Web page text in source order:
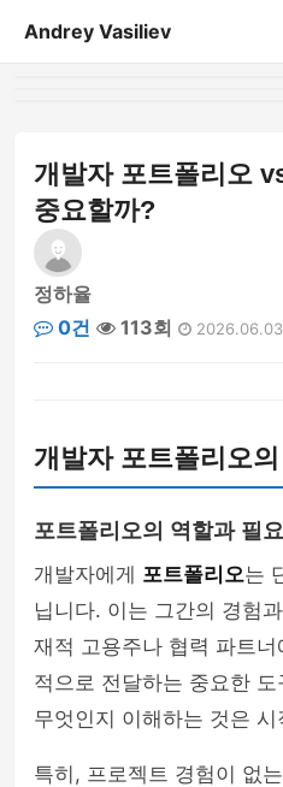
Andrey Vasiliev
books
drugoe
javascript
my-life
php
개발자 포트폴리오
중요할까?
정하율
0건
113회
개발자 포트폴리오
포트폴리오의 역할과 필
개발자에게 포트폴리오는
닙니다. 이는 그간의 경험
재적 고용주나 협력 파트
적으로 전달하는 중요한 도
무엇인지 이해하는 것은 시
특히, 프로젝트 경험이 없